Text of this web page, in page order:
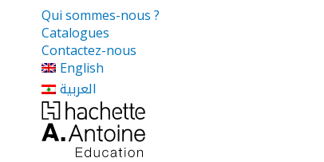
Qui sommes-nous ?
Catalogues
Contactez-nous
English
العربية